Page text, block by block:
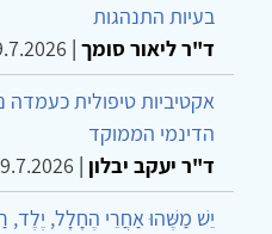
בעיות התנהגות
ד"ר ליאור סומך |
אקטיביות טיפולית כעמדה
הדינמי הממוקד
ד"ר יעקב יבלון |
9.7.2026
יֵשׁ מַשֶּׁהוּ אַחֲרֵי הֶחָלָל,